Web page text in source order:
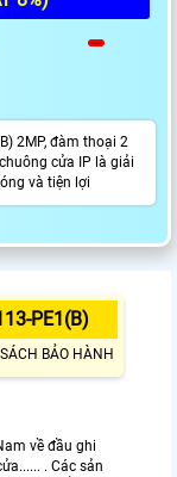
2MP, đàm thoại 2
cửa IP là giải
và tiện lợi
PE1(B)
BẢO HÀNH
về đầu ghi
. Các sản